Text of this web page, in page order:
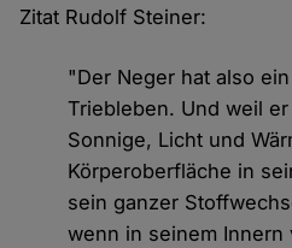
Zitat Rudolf Steiner:
"Der Neger hat also
Triebleben. Und weil
Sonnige, Licht und
Körperoberfläche in
sein ganzer
wenn in seinem Innern